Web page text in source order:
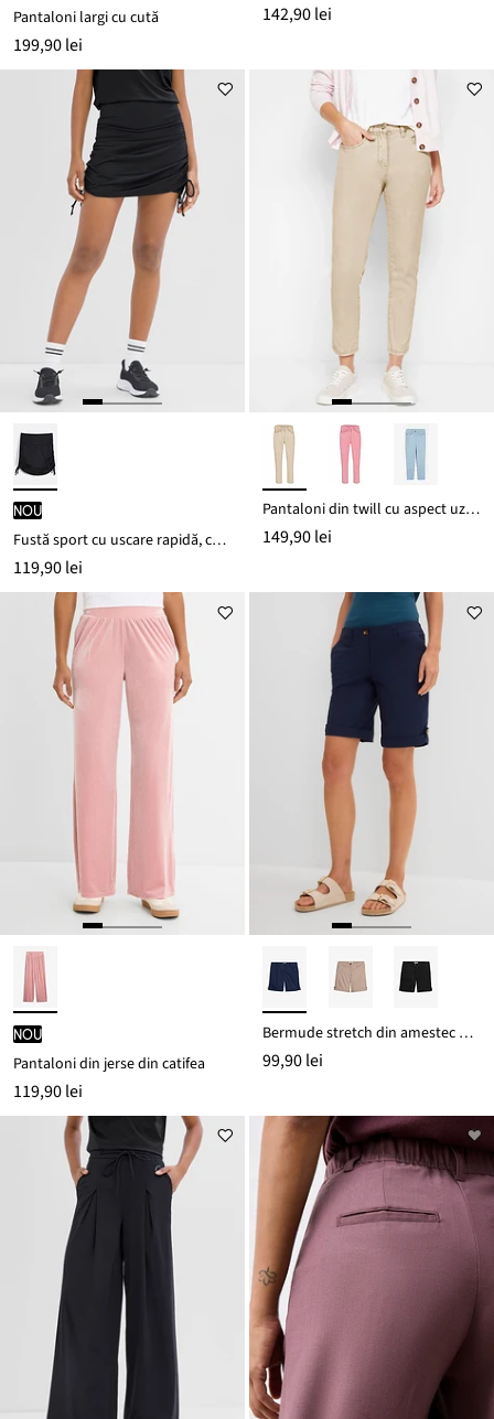
Pantaloni largi cu cută
199,90 lei
142,90 lei
nou
Fustă sport cu uscare rapidă, cu colanți scurți integrați
119,90 lei
Pantaloni din twill cu aspect uzat din amestec de bumbac
149,90 lei
nou
Pantaloni din jerse din catifea
119,90 lei
Bermude stretch din amestec de bumbac
99,90 lei